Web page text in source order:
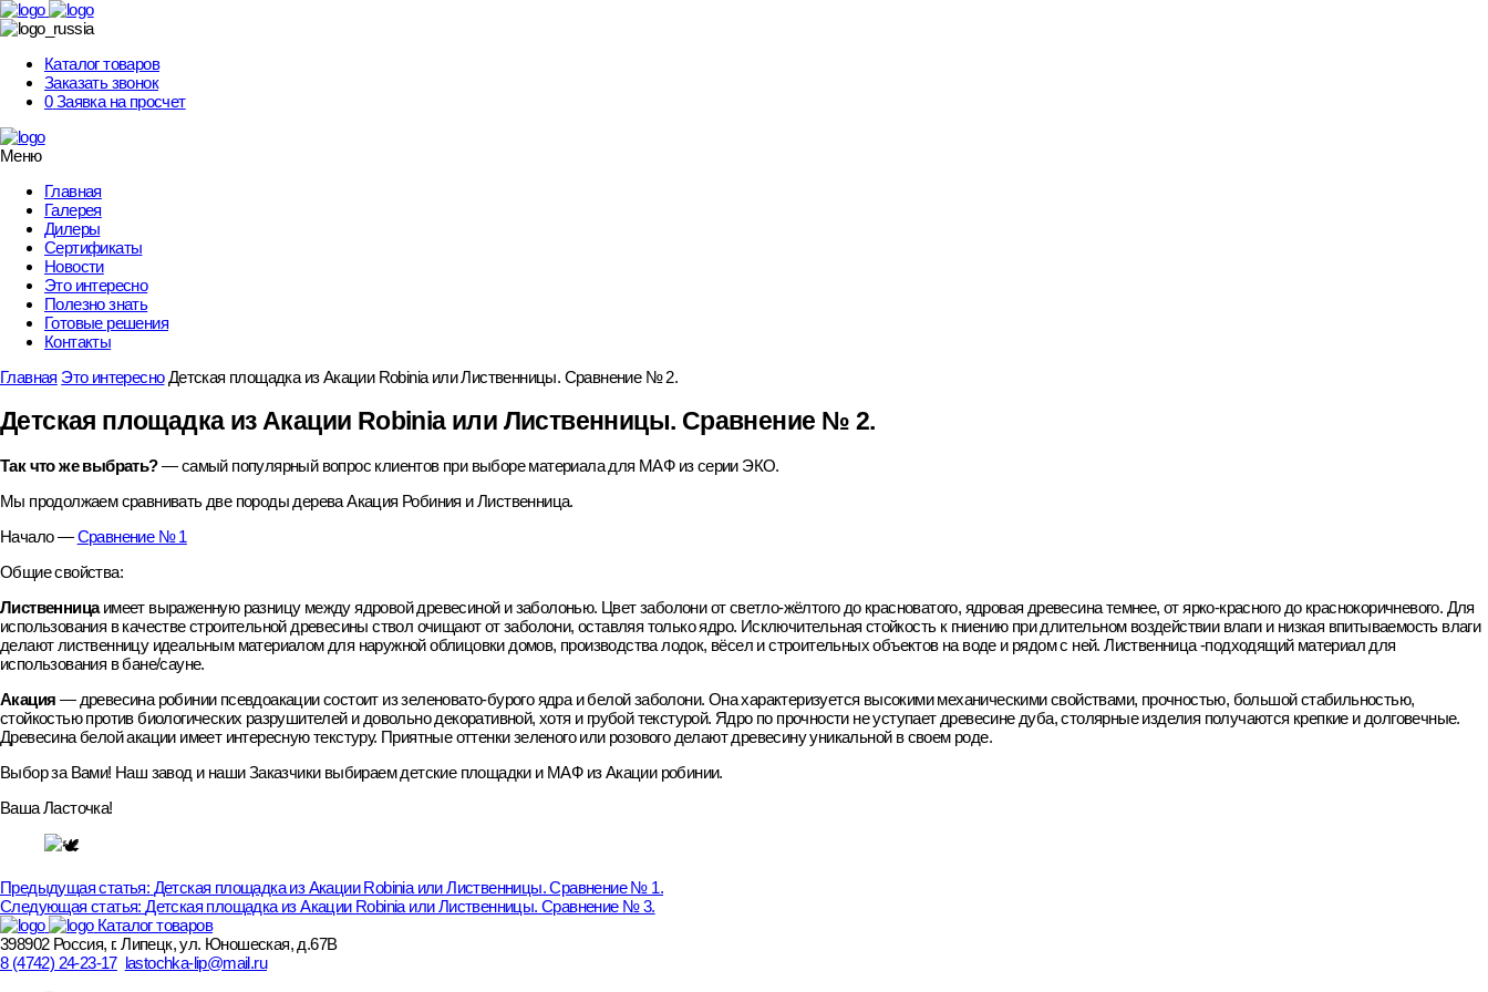
Skip
to
Каталог товаров
Заказать звонок
0 Заявка на просчет
Меню
Главная
Галерея
Дилеры
Сертификаты
Новости
Это интересно
Полезно знать
Готовые решения
Контакты
Главная Это интересно Детская площадка из Акации Robinia или Лиственницы. Сравнение № 2.
Детская площадка из Акации Robinia или Лиственницы. Сравнение № 2.
Так что же выбрать?— самый популярный вопрос клиентов при выборе материала для МАФ из серии ЭКО.
Мы продолжаем сравнивать две породы дерева Акация Робиния и Лиственница.
Начало —Сравнение № 1
Общие свойства:
Лиственницаимеет выраженную разницу между ядровой древесиной и заболонью. Цвет заболони от светло-жёлтого до красноватого, ядровая древесина темнее, от ярко-красного до краснокоричневого. Для
использования в качестве строительной древесины ствол очищают от заболони, оставляя только ядро. Исключительная стойкость к гниению при длительном воздействии влаги и низкая впитываемость влаги
делают лиственницу идеальным материалом для наружной облицовки домов, производства лодок, вёсел и строительных объектов на воде и рядом с ней. Лиственница -подходящий материал для
использования в бане/сауне.
Акация — древесина робинии псевдоакации состоит из зеленовато-бурого ядра и белой заболони. Она характеризуется высокими механическими свойствами, прочностью, большой стабильностью,
стойкостью против биологических разрушителей и довольно декоративной, хотя и грубой текстурой. Ядро по прочности не уступает древесине дуба, столярные изделия получаются крепкие и долговечные.
Древесина белой акации имеет интересную текстуру. Приятные оттенки зеленого или розового делают древесину уникальной в своем роде.
Выбор за Вами! Наш завод и наши Заказчики выбираем детские площадки и МАФ из Акации робинии.
Ваша Ласточка!
Навигация
по
статьям
Предыдущая статья: Детская площадка из Акации Robinia или Лиственницы. Сравнение № 1.
Следующая статья: Детская площадка из Акации Robinia или Лиственницы. Сравнение № 3.
Каталог товаров
398902 Россия, г. Липецк, ул. Юношеская, д.67В
8 (4742) 24-23-17 lastochka-lip@mail.ru